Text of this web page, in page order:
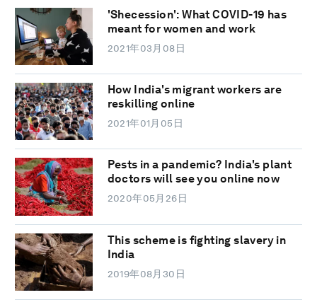
'Shecession': What COVID-19 has
meant for women and work
2021年03月08日
How India's migrant workers are
reskilling online
2021年01月05日
Pests in a pandemic? India's plant
doctors will see you online now
2020年05月26日
This scheme is fighting slavery in
India
2019年08月30日